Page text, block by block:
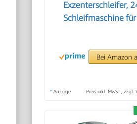
Exzenterschleifer,
Schleifmaschine
Bei Amazon
* Anzeige Preis inkl. MwSt., zzgl.